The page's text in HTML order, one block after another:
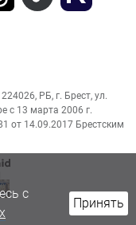
РБ, г. Брест, ул.
с 13 марта 2006 г.
от 14.09.2017 Брестским
с
Принять